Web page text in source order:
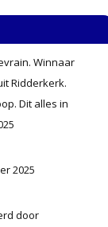
Winnaar
Ridderkerk.
Dit alles in
2025
door